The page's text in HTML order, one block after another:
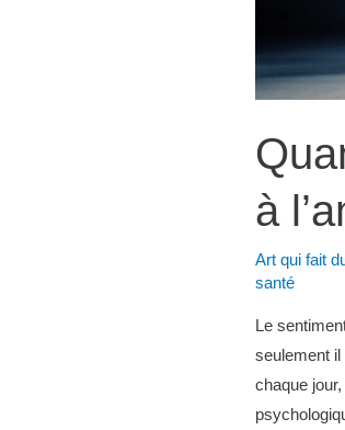
à
Art qui fait
santé
Le
seulement il
chaque